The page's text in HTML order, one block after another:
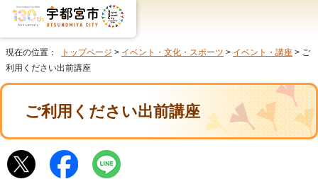
現在の位置： トップページ > イベント・文化・スポーツ > イベント・講座 > ご
利用ください出前講座
ご利用ください出前講座